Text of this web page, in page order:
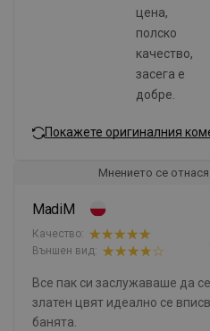
цена,
полско
качество,
засега е
добре.
Покажете оригиналния
Мнението се
MadiM
Качество:
Външен вид:
Все пак си заслужаваше да
златен цвят идеално се
банята.